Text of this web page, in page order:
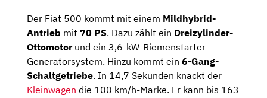
Der Fiat 500 kommt mit einem Mildhybrid-
Antrieb mit 70 PS. Dazu zählt ein Dreizylinder-
Ottomotorund ein 3,6-kW-Riemenstarter-
Generatorsystem. Hinzu kommt ein 6-Gang-
Schaltgetriebe. In 14,7 Sekunden knackt der
Kleinwagen die 100 km/h-Marke. Er kann bis 163